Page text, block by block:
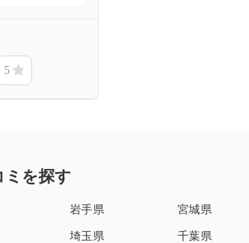
5
ミを探す
岩手県 宮城県
埼玉県 千葉県